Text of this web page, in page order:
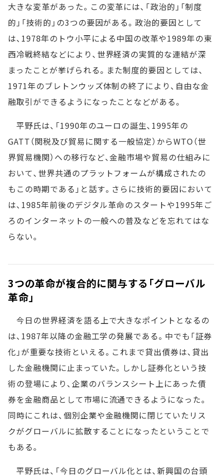
大きな変革があった。この変革には、「政治的」「制度
的」「技術的」の3つの要因がある。政治的要因として
は、1978年のトウ小平による中国の改革や1989年の東
西冷戦終結などにより、世界経済の実質的な連結が深
まったことが挙げられる。また制度的要因としては、
1971年のブレトンウッズ体制の終了により、自由な金
融取引ができるようになったことなどがある。
平野氏は、「1990年のユーロの誕生、1995年の
GATT（関税及び貿易に関する一般協定）からWTO（世
界貿易機関）への移行など、金融市場や貿易の仕組みに
おいて、世界共通のプラットフォームが構成されたの
もこの時期である」と話す。さらに技術的要因において
は、1985年前後のデジタル革命のスタートや1995年ご
ろのインターネットの一般への普及などを忘れてはな
らない。
3つの革命が複合的に関与する「グローバル
革命」
今日の世界経済を語る上で大きなポイントとなるの
は、1987年以降の金融工学の発展である。中でも「証券
化」が重要な技術といえる。これまで貸出債券は、貸出
した金融機関に止まっていた。しかし証券化という技
術の登場により、企業のバランスシート上にあった債
券を金融商品として市場に流通できるようになった。
同時にこれは、個別企業や金融機関に閉じていたリス
クがグローバルに拡散することになったということで
もある。
平野氏は、「今日のグローバル化とは、新興国の台頭